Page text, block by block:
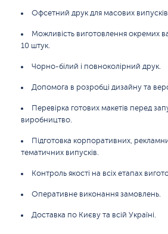
Офсетний друк для масових випусків
Можливість виготовлення окремих
10 штук.
Чорно-білий і повноколірний друк.
Допомога в розробці дизайну та
Перевірка готових макетів перед
виробництво.
Підготовка корпоративних,
тематичних випусків.
Контроль якості на всіх етапах
Оперативне виконання замовлень.
Доставка по Києву та всій Україні.